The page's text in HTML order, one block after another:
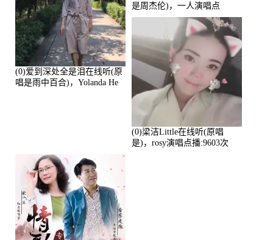
(0)爱到深处全是泪在线听(原
唱是雨中百合)，Yolanda He
是周杰伦)，一人演唱点
播:10765次
(0)梁洁Little在线听(原唱
是)，rosy演唱点播:9603次